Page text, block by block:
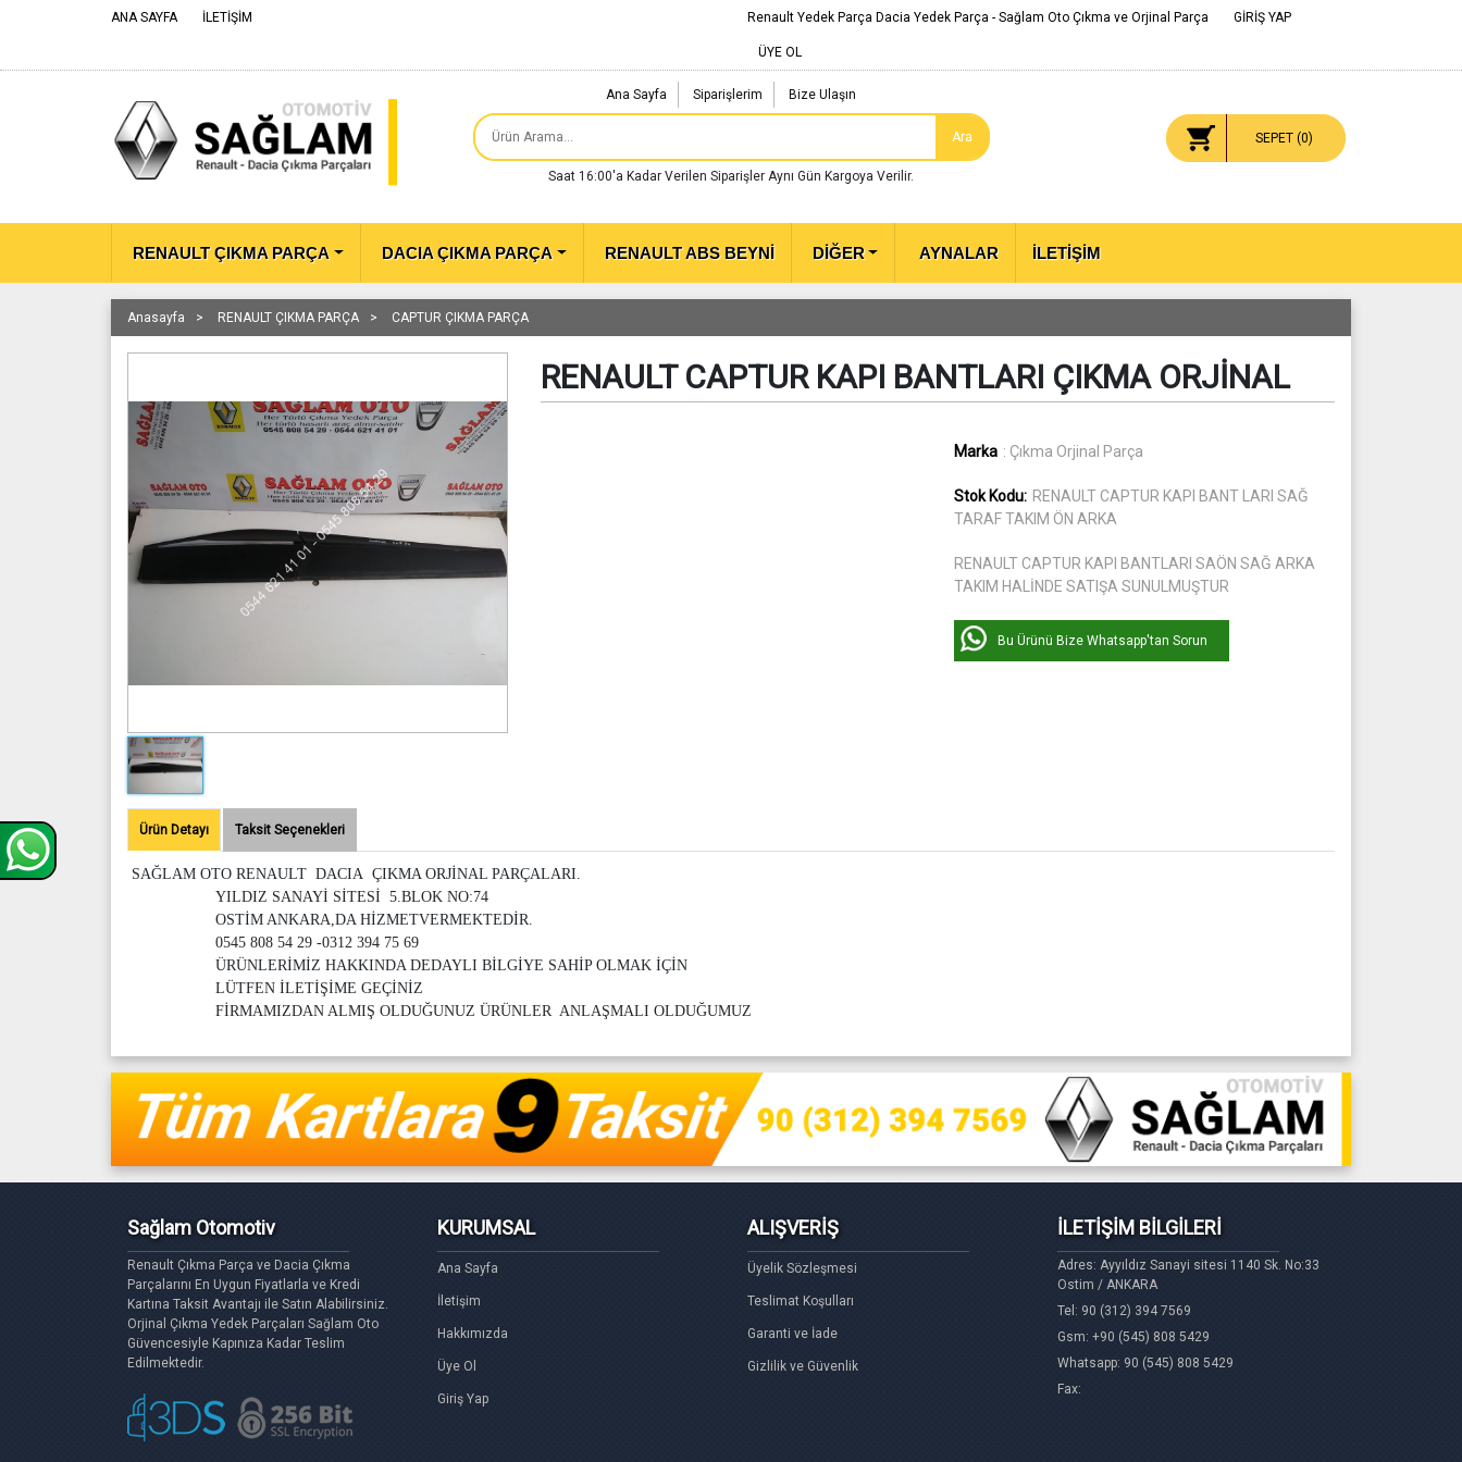
ANA SAYFA İLETİŞİM Renault Yedek Parça Dacia Yedek Parça - Sağlam Oto Çıkma ve Orjinal Parça GİRİŞ YAP
ÜYE OL
Ana Sayfa Siparişlerim Bize Ulaşın
Ara
Saat 16:00'a Kadar Verilen Siparişler Aynı Gün Kargoya Verilir.
SEPET (0)
RENAULT ÇIKMA PARÇA DACIA ÇIKMA PARÇA RENAULT ABS BEYNİ DİĞER AYNALAR İLETİŞİM
Anasayfa RENAULT ÇIKMA PARÇA CAPTUR ÇIKMA PARÇA
RENAULT CAPTUR KAPI BANTLARI ÇIKMA ORJİNAL
Marka : Çıkma Orjinal Parça
Stok Kodu: RENAULT CAPTUR KAPI BANT LARI SAĞ
TARAF TAKIM ÖN ARKA
RENAULT CAPTUR KAPI BANTLARI SAÖN SAĞ ARKA
TAKIM HALİNDE SATIŞA SUNULMUŞTUR
Bu Ürünü Bize Whatsapp'tan Sorun
Ürün Detayı Taksit Seçenekleri
SAĞLAM OTO RENAULT DACIA ÇIKMA ORJİNAL PARÇALARI.
YILDIZ SANAYİ SİTESİ 5.BLOK NO:74
OSTİM ANKARA,DA HİZMETVERMEKTEDİR.
0545 808 54 29 -0312 394 75 69
ÜRÜNLERİMİZ HAKKINDA DEDAYLI BİLGİYE SAHİP OLMAK İÇİN
LÜTFEN İLETİŞİME GEÇİNİZ
FİRMAMIZDAN ALMIŞ OLDUĞUNUZ ÜRÜNLER ANLAŞMALI OLDUĞUMUZ
Sağlam Otomotiv
Renault Çıkma Parça ve Dacia Çıkma
Parçalarını En Uygun Fiyatlarla ve Kredi
Kartına Taksit Avantajı ile Satın Alabilirsiniz.
Orjinal Çıkma Yedek Parçaları Sağlam Oto
Güvencesiyle Kapınıza Kadar Teslim
Edilmektedir.
KURUMSAL
Ana Sayfa
İletişim
Hakkımızda
Üye Ol
Giriş Yap
ALIŞVERİŞ
Üyelik Sözleşmesi
Teslimat Koşulları
Garanti ve İade
Gizlilik ve Güvenlik
İLETİŞİM BİLGİLERİ
Adres: Ayyıldız Sanayi sitesi 1140 Sk. No:33
Ostim / ANKARA
Tel: 90 (312) 394 7569
Gsm: +90 (545) 808 5429
Whatsapp: 90 (545) 808 5429
Fax: